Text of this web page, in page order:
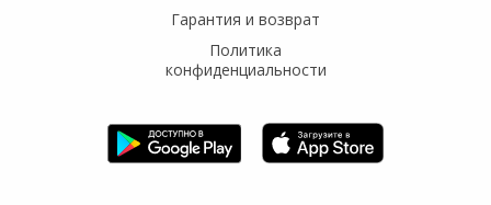
Гарантия и возврат
Политика
конфиденциальности